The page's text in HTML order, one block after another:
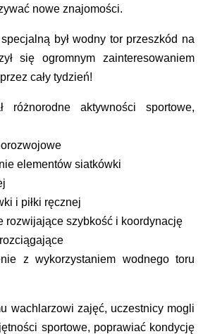
nowe znajomości.
był wodny tor przeszkód na
się ogromnym zainteresowaniem
cały tydzień!
różnorodne aktywności sportowe,
elementów siatkówki
i piłki ręcznej
rozwijające szybkość i koordynację
z wykorzystaniem wodnego toru
wachlarzowi zajęć, uczestnicy mogli
sportowe, poprawiać kondycję